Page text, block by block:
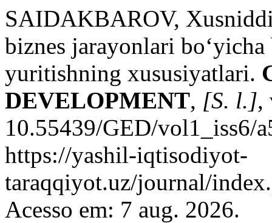
SAIDAKBAROV,
biznes jarayonlari
yuritishning xususiyatlari.
DEVELOPMENT, [S. l.],
10.55439/GED/vol1_iss6/
https://yashil-iqtisodiyot-
taraqqiyot.uz/journal/
Acesso em: 7 aug. 2026.